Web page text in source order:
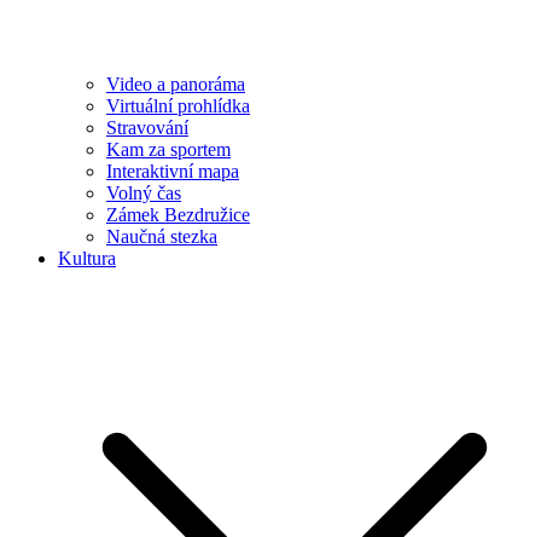
Video a panoráma
Virtuální prohlídka
Stravování
Kam za sportem
Interaktivní mapa
Volný čas
Zámek Bezdružice
Naučná stezka
Kultura